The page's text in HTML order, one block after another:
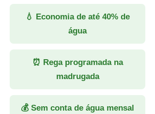
💧 Economia de até 40% de
água
⏰ Rega programada na
madrugada
💰 Sem conta de água mensal